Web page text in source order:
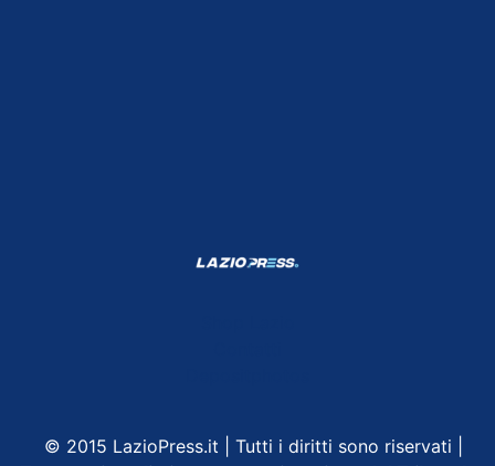
© 2015 LazioPress.it | Tutti i diritti sono riservati |